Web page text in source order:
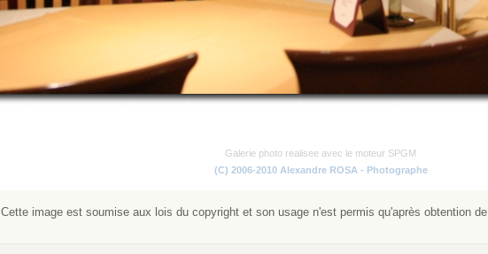
Galerie photo realisee avec le moteur SPGM
(C) 2006-2010 Alexandre ROSA - Photographe
Cette image est soumise aux lois du copyright et son usage n'est permis qu'après obtention de